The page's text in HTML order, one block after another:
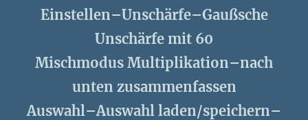
Einstellen–Unschärfe–Gaußsche
Unschärfe mit 60
Mischmodus Multiplikation–nach
unten zusammenfassen
Auswahl–Auswahl laden/speichern–